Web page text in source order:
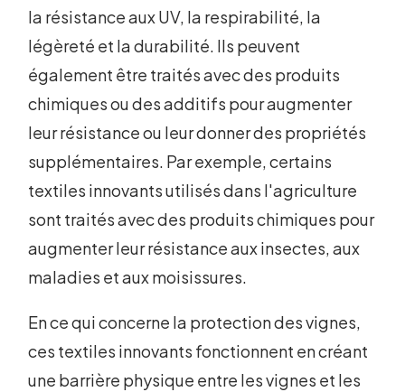
la résistance aux UV, la respirabilité, la
légèreté et la durabilité. Ils peuvent
également être traités avec des produits
chimiques ou des additifs pour augmenter
leur résistance ou leur donner des propriétés
supplémentaires. Par exemple, certains
textiles innovants utilisés dans l'agriculture
sont traités avec des produits chimiques pour
augmenter leur résistance aux insectes, aux
maladies et aux moisissures.
En ce qui concerne la protection des vignes,
ces textiles innovants fonctionnent en créant
une barrière physique entre les vignes et les